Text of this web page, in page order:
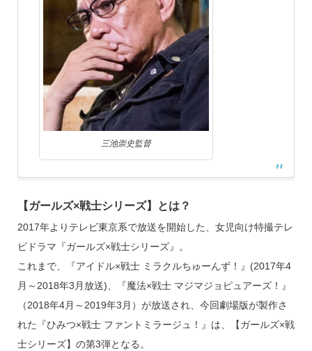
三池崇史監督
【ガールズ×戦士シリーズ】とは？
2017年よりテレビ東京系で放送を開始した、女児向け特撮テレ
ビドラマ『ガールズ×戦士シリーズ』。
これまで、『アイドル×戦士 ミラクルちゅーんず！』(2017年4
月～2018年3月放送)、『魔法×戦士 マジマジョピュアーズ！』
（2018年4月～2019年3月）が放送され、今回劇場版が製作さ
れた『ひみつ×戦士 ファントミラージュ！』は、【ガールズ×戦
士シリーズ】の第3弾となる。